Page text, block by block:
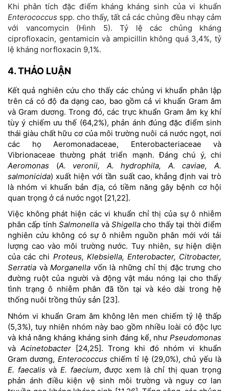
Khi phân tích đặc điểm kháng kháng sinh của vi khuẩn
Enterococcus spp. cho thấy, tất cả các chủng đều nhạy cảm
với vancomycin (Hình 5). Tỷ lệ các chủng kháng
ciprofloxacin, gentamicin và ampicillin không quá 3,4%, tỷ
lệ kháng norfloxacin 9,1%.
4. THẢO LUẬN
Kết quả nghiên cứu cho thấy các chủng vi khuẩn phân lập
trên cá có độ đa dạng cao, bao gồm cả vi khuẩn Gram âm
và Gram dương. Trong đó, các trực khuẩn Gram âm kỵ khí
tùy ý chiếm ưu thế (64,2%), phản ánh đúng đặc điểm sinh
thái giàu chất hữu cơ của môi trường nuôi cá nước ngọt, nơi
các họ Aeromonadaceae, Enterobacteriaceae và
Vibrionaceae thường phát triển mạnh. Đáng chú ý, chi
Aeromonas (A. veronii, A. hydrophila, A. caviae, A.
salmonicida) xuất hiện với tần suất cao, khẳng định vai trò
là nhóm vi khuẩn bản địa, có tiềm năng gây bệnh cơ hội
quan trọng ở cá nước ngọt [21,22].
Việc không phát hiện các vi khuẩn chỉ thị của sự ô nhiễm
phân cấp tínhSalmonella vàShigella cho thấy tại thời điểm
nghiên cứu không có sự ô nhiễm nguồn phân mới với tải
lượng cao vào môi trường nước. Tuy nhiên, sự hiện diện
của các chi Proteus, Klebsiella, Enterobacter, Citrobacter,
Serratia vàMorganella vốn là những chỉ thị đặc trưng cho
đường ruột của người và động vật máu nóng lại cho thấy
tình trạng ô nhiễm phân đã tồn tại và kéo dài trong hệ
thống nuôi trồng thủy sản [23].
Nhóm vi khuẩn Gram âm không lên men chiếm tỷ lệ thấp
(5,3%), tuy nhiên nhóm này bao gồm nhiều loài có độc lực
và khả năng kháng kháng sinh đáng kể, như Pseudomonas
vàAcinetobacter [24,25]. Trong khi đó nhóm vi khuẩn
Gram dương, Enterococcuschiếm tỉ lệ (29,0%), chủ yếu là
E. faecalisvà E. faecium, được xem là chỉ thị quan trọng
phản ánh điều kiện vệ sinh môi trường và nguy cơ lan